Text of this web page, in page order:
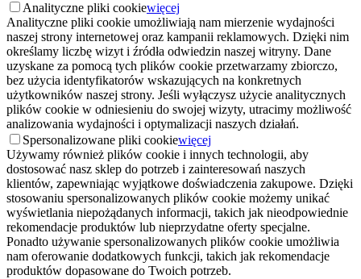
Analityczne pliki cookiewięcej
Analityczne pliki cookie umożliwiają nam mierzenie wydajności
naszej strony internetowej oraz kampanii reklamowych. Dzięki nim
określamy liczbę wizyt i źródła odwiedzin naszej witryny. Dane
uzyskane za pomocą tych plików cookie przetwarzamy zbiorczo,
bez użycia identyfikatorów wskazujących na konkretnych
użytkowników naszej strony. Jeśli wyłączysz użycie analitycznych
plików cookie w odniesieniu do swojej wizyty, utracimy możliwość
analizowania wydajności i optymalizacji naszych działań.
Spersonalizowane pliki cookiewięcej
Używamy również plików cookie i innych technologii, aby
dostosować nasz sklep do potrzeb i zainteresowań naszych
klientów, zapewniając wyjątkowe doświadczenia zakupowe. Dzięki
stosowaniu spersonalizowanych plików cookie możemy unikać
wyświetlania niepożądanych informacji, takich jak nieodpowiednie
rekomendacje produktów lub nieprzydatne oferty specjalne.
Ponadto używanie spersonalizowanych plików cookie umożliwia
nam oferowanie dodatkowych funkcji, takich jak rekomendacje
produktów dopasowane do Twoich potrzeb.